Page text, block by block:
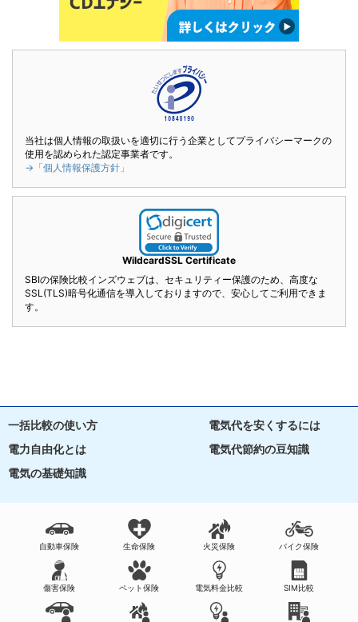
当社は個人情報の取扱いを適切に行う企業としてプライバシーマークの
使用を認められた認定事業者です。
→「個人情報保護方針」
WildcardSSL Certificate
SBIの保険比較インズウェブは、セキュリティー保護のため、高度な
SSL(TLS)暗号化通信を導入しておりますので、安心してご利用できま
す。
一括比較の使い方
電気代を安くするには
電力自由化とは
電気代節約の豆知識
電気の基礎知識
自動車保険 生命保険 火災保険 バイク保険
傷害保険 ペット保険 電気料金比較 SIM比較